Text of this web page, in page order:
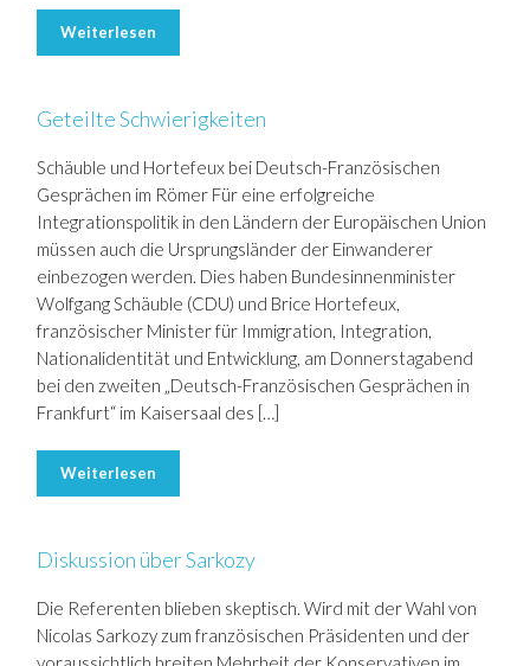
Weiterlesen
Geteilte Schwierigkeiten
Schäuble und Hortefeux bei Deutsch-Französischen
Gesprächen im Römer Für eine erfolgreiche
Integrationspolitik in den Ländern der Europäischen Union
müssen auch die Ursprungsländer der Einwanderer
einbezogen werden. Dies haben Bundesinnenminister
Wolfgang Schäuble (CDU) und Brice Hortefeux,
französischer Minister für Immigration, Integration,
Nationalidentität und Entwicklung, am Donnerstagabend
bei den zweiten „Deutsch-Französischen Gesprächen in
Frankfurt“ im Kaisersaal des […]
Weiterlesen
Diskussion über Sarkozy
Die Referenten blieben skeptisch. Wird mit der Wahl von
Nicolas Sarkozy zum französischen Präsidenten und der